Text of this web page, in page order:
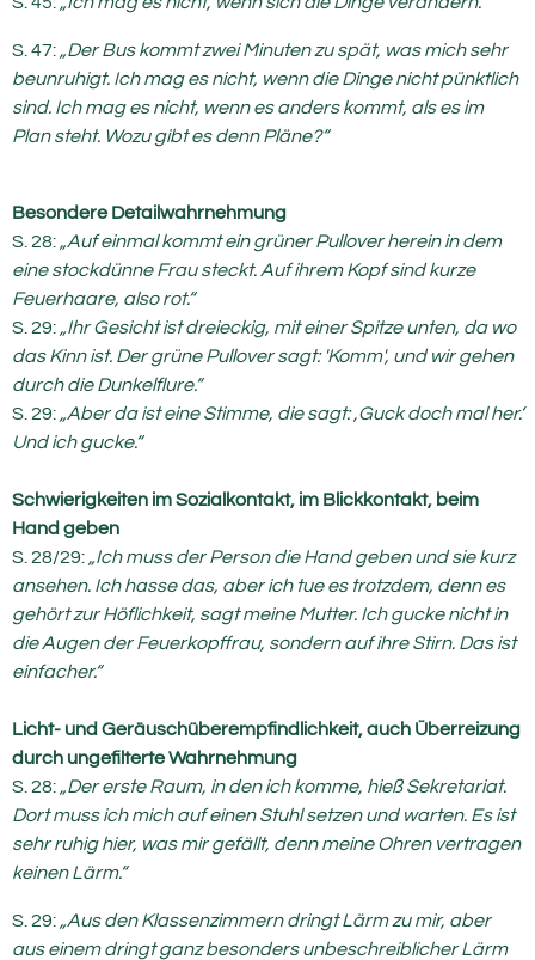
S. 47: „Der Bus kommt zwei Minuten zu spät, was mich sehr
beunruhigt. Ich mag es nicht, wenn die Dinge nicht pünktlich
sind. Ich mag es nicht, wenn es anders kommt, als es im
Plan steht. Wozu gibt es denn Pläne?“
Besondere Detailwahrnehmung
S. 28: „Auf einmal kommt ein grüner Pullover herein in dem
eine stockdünne Frau steckt. Auf ihrem Kopf sind kurze
Feuerhaare, also rot.“
S. 29: „Ihr Gesicht ist dreieckig, mit einer Spitze unten, da wo
das Kinn ist. Der grüne Pullover sagt: 'Komm', und wir gehen
durch die Dunkelflure.“
S. 29: „Aber da ist eine Stimme, die sagt: ‚Guck doch mal her.‘
Und ich gucke.“
Schwierigkeiten im Sozialkontakt, im Blickkontakt, beim
Hand geben
S. 28/29: „Ich muss der Person die Hand geben und sie kurz
ansehen. Ich hasse das, aber ich tue es trotzdem, denn es
gehört zur Höflichkeit, sagt meine Mutter. Ich gucke nicht in
die Augen der Feuerkopffrau, sondern auf ihre Stirn. Das ist
einfacher.“
Licht- und Geräuschüberempfindlichkeit, auch Überreizung
durch ungefilterte Wahrnehmung
S. 28: „Der erste Raum, in den ich komme, hieß Sekretariat.
Dort muss ich mich auf einen Stuhl setzen und warten. Es ist
sehr ruhig hier, was mir gefällt, denn meine Ohren vertragen
keinen Lärm.“
S. 29: „Aus den Klassenzimmern dringt Lärm zu mir, aber
aus einem dringt ganz besonders unbeschreiblicher Lärm